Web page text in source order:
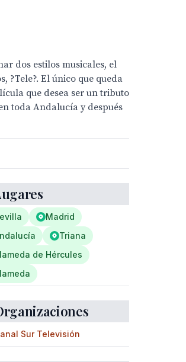
dos estilos musicales, el
?Tele?. El único que queda
que desea ser un tributo
toda Andalucía y después
Madrid
Triana
de Hércules
Sur Televisión